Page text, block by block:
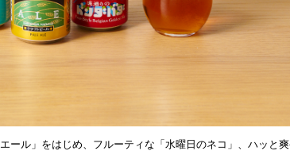
ール」をはじめ、フルーティな「水曜日のネコ」、ハッと